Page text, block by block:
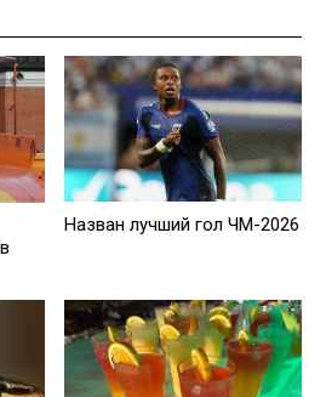
Назван лучший гол ЧМ-2026